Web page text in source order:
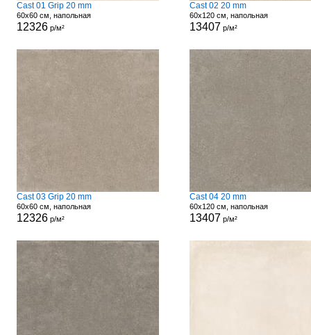
Cast 01 Grip 20 mm
60x60 см, напольная
12326р/м²
Cast 02 20 mm
60x120 см, напольная
13407 р/м²
Cast 03 Grip 20 mm
60x60 см, напольная
12326р/м²
Cast 04 20 mm
60x120 см, напольная
13407 р/м²